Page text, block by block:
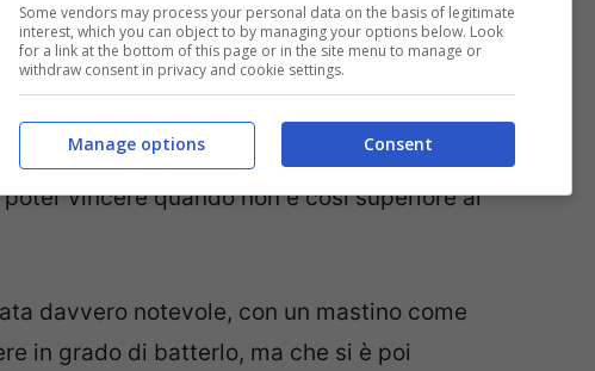
non sono affatto rassicuranti,
ha messo in mostra lo spagnolo nelle
Martin ha un passo nettamente
vincere quando non è così superiore ai
davvero notevole, con un mastino come
in grado di batterlo, ma che si è poi
Some vendors may process your personal data on the basis of legitimate
interest, which you can object to by managing your options below. Look
for a link at the bottom of this page or in the site menu to manage or
withdraw consent in privacy and cookie settings.
Consent
Manage options